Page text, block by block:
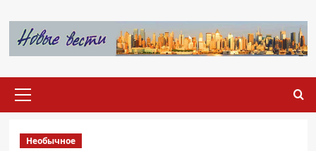
содержимому
меню
Необычное